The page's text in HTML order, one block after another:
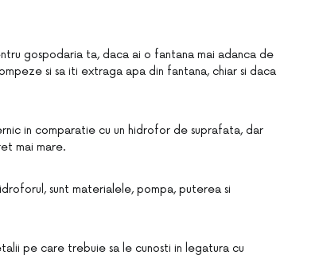
gospodaria ta, daca ai o fantana mai adanca de
si sa iti extraga apa din fantana, chiar si daca
in comparatie cu un hidrofor de suprafata, dar
mai mare.
sunt materialele, pompa, puterea si
pe care trebuie sa le cunosti in legatura cu